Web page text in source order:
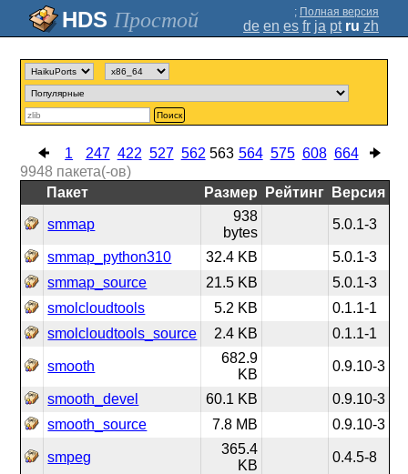
Простой ; Полная версия
de en es fr ja pt ru zh
Поиск
1 247 422 527 562 563 564 575 608 664
9948 пакета(-ов)
Пакет
Размер Рейтинг Версия
smmap
938
bytes
5.0.1-3
smmap_python310 32.4 KB
5.0.1-3
smmap_source
21.5 KB
5.0.1-3
smolcloudtools
5.2 KB
0.1.1-1
smolcloudtools_source
2.4 KB 0.1.1-1
smooth
682.9
KB
0.9.10-3
smooth_devel 60.1 KB
0.9.10-3
smooth_source
7.8 MB 0.9.10-3
smpeg
365.4
KB
0.4.5-8